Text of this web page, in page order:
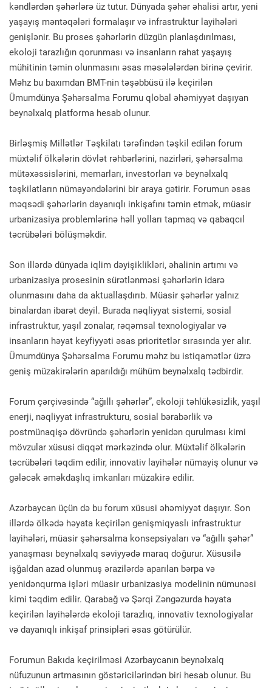
kəndlərdən şəhərlərə üz tutur. Dünyada şəhər əhalisi artır, yeni
yaşayış məntəqələri formalaşır və infrastruktur layihələri
genişlənir. Bu proses şəhərlərin düzgün planlaşdırılması,
ekoloji tarazlığın qorunması və insanların rahat yaşayış
mühitinin təmin olunmasını əsas məsələlərdən birinə çevirir.
Məhz bu baxımdan BMT-nin təşəbbüsü ilə keçirilən
Ümumdünya Şəhərsalma Forumu qlobal əhəmiyyət daşıyan
beynəlxalq platforma hesab olunur.
Birləşmiş Millətlər Təşkilatı tərəfindən təşkil edilən forum
müxtəlif ölkələrin dövlət rəhbərlərini, nazirləri, şəhərsalma
mütəxəssislərini, memarları, investorları və beynəlxalq
təşkilatların nümayəndələrini bir araya gətirir. Forumun əsas
məqsədi şəhərlərin dayanıqlı inkişafını təmin etmək, müasir
urbanizasiya problemlərinə həll yolları tapmaq və qabaqcıl
təcrübələri bölüşməkdir.
Son illərdə dünyada iqlim dəyişiklikləri, əhalinin artımı və
urbanizasiya prosesinin sürətlənməsi şəhərlərin idarə
olunmasını daha da aktuallaşdırıb. Müasir şəhərlər yalnız
binalardan ibarət deyil. Burada nəqliyyat sistemi, sosial
infrastruktur, yaşıl zonalar, rəqəmsal texnologiyalar və
insanların həyat keyfiyyəti əsas prioritetlər sırasında yer alır.
Ümumdünya Şəhərsalma Forumu məhz bu istiqamətlər üzrə
geniş müzakirələrin aparıldığı mühüm beynəlxalq tədbirdir.
Forum çərçivəsində “ağıllı şəhərlər”, ekoloji təhlükəsizlik, yaşıl
enerji, nəqliyyat infrastrukturu, sosial bərabərlik və
postmünaqişə dövründə şəhərlərin yenidən qurulması kimi
mövzular xüsusi diqqət mərkəzində olur. Müxtəlif ölkələrin
təcrübələri təqdim edilir, innovativ layihələr nümayiş olunur və
gələcək əməkdaşlıq imkanları müzakirə edilir.
Azərbaycan üçün də bu forum xüsusi əhəmiyyət daşıyır. Son
illərdə ölkədə həyata keçirilən genişmiqyaslı infrastruktur
layihələri, müasir şəhərsalma konsepsiyaları və “ağıllı şəhər”
yanaşması beynəlxalq səviyyədə maraq doğurur. Xüsusilə
işğaldan azad olunmuş ərazilərdə aparılan bərpa və
yenidənqurma işləri müasir urbanizasiya modelinin nümunəsi
kimi təqdim edilir. Qarabağ və Şərqi Zəngəzurda həyata
keçirilən layihələrdə ekoloji tarazlıq, innovativ texnologiyalar
və dayanıqlı inkişaf prinsipləri əsas götürülür.
Forumun Bakıda keçirilməsi Azərbaycanın beynəlxalq
nüfuzunun artmasının göstəricilərindən biri hesab olunur. Bu